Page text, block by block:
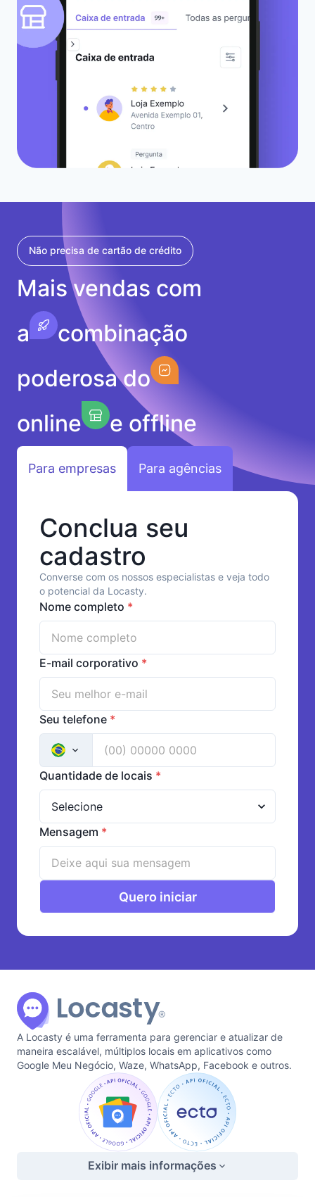
Não precisa de cartão de crédito
Mais vendas com
a
combinação
poderosa do
online
e offline
Para empresas Para agências
Conclua seu
cadastro
Converse com os nossos especialistas e veja todo
o potencial da Locasty.
Nome completo *
E-mail corporativo *
Seu telefone *
Quantidade de locais *
Mensagem *
Quero iniciar
A Locasty é uma ferramenta para gerenciar e atualizar de
maneira escalável, múltiplos locais em aplicativos como
Google Meu Negócio, Waze, WhatsApp, Facebook e outros.
Exibir mais informações